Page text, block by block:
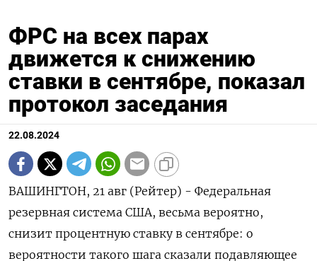
ФРС на всех парах
движется к снижению
ставки в сентябре, показал
протокол заседания
22.08.2024
ВАШИНГТОН, 21 авг (Рейтер) - Федеральная
резервная система США, весьма вероятно,
снизит процентную ставку в сентябре: о
вероятности такого шага сказали подавляющее